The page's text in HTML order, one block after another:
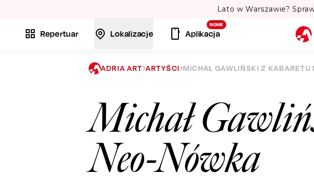
Lato w Warszawie?
Repertuar Lokalizacje
NOWE
Aplikacja
ADRIA ART ARTYŚCI MICHAŁ GAWLIŃSKI Z KABARETU
Michał
Neo-Nówka